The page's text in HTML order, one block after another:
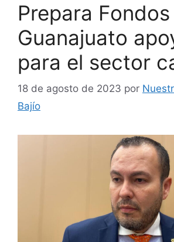
Prepara Fondos
Guanajuato
para el sector
18 de agosto de 2023 por
Bajío